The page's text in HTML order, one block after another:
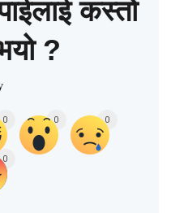
कस्तो
?
0 0 0
0